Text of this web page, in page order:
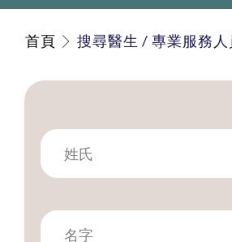
首頁 搜尋醫生 / 專業服務人